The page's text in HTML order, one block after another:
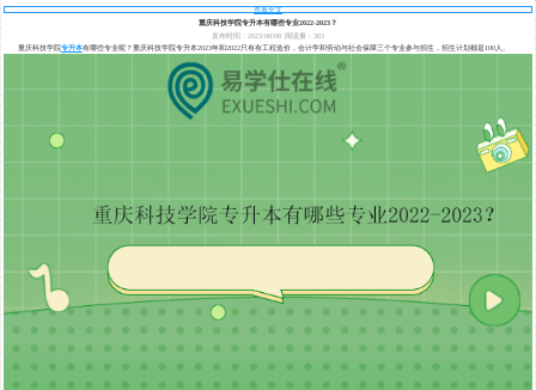
查看全文
重庆科技学院专升本有哪些专业2022-2023？
发布时间：2023/08/08 阅读量：303
重庆科技学院专升本有哪些专业呢？重庆科技学院专升本2023年和2022只有有工程造价，会计学和劳动与社会保障三个专业参与招生，招生计划都是100人。